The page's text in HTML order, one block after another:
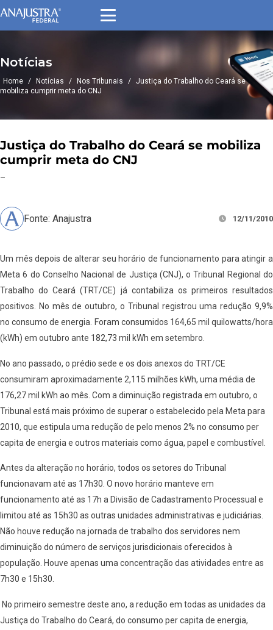
Notícias
Home / Notícias / Nos Tribunais / Justiça do Trabalho do Ceará se
mobiliza cumprir meta do CNJ
Justiça do Trabalho do Ceará se mobiliza
cumprir meta do CNJ
–
Fonte: Anajustra 12/11/2010
Um mês depois de alterar seu horário de funcionamento para atingir a
Meta 6 do Conselho Nacional de Justiça (CNJ), o Tribunal Regional do
Trabalho do Ceará (TRT/CE) já contabiliza os primeiros resultados
positivos. No mês de outubro, o Tribunal registrou uma redução 9,9%
no consumo de energia. Foram consumidos 164,65 mil quilowatts/hora
(kWh) em outubro ante 182,73 mil kWh em setembro.
No ano passado, o prédio sede e os dois anexos do TRT/CE
consumiram aproximadamente 2,115 milhões kWh, uma média de
176,27 mil kWh ao mês. Com a diminuição registrada em outubro, o
Tribunal está mais próximo de superar o estabelecido pela Meta para
2010, que estipula uma redução de pelo menos 2% no consumo per
capita de energia e outros materiais como água, papel e combustível.
Antes da alteração no horário, todos os setores do Tribunal
funcionavam até as 17h30. O novo horário manteve em
funcionamento até as 17h a Divisão de Cadastramento Processual e
limitou até as 15h30 as outras unidades administrativas e judiciárias.
Não houve redução na jornada de trabalho dos servidores nem
diminuição do número de serviços jurisdicionais oferecidos à
população. Houve apenas uma concentração das atividades entre as
7h30 e 15h30.
No primeiro semestre deste ano, a redução em todas as unidades da
Justiça do Trabalho do Ceará, do consumo per capita de energia,